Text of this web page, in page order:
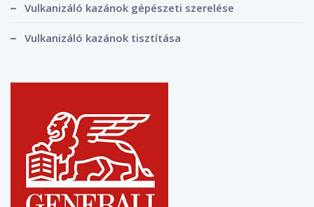
Vulkanizáló kazánok gépészeti szerelése
Vulkanizáló kazánok tisztítása